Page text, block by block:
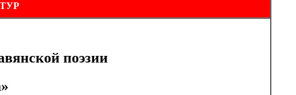
поэзии